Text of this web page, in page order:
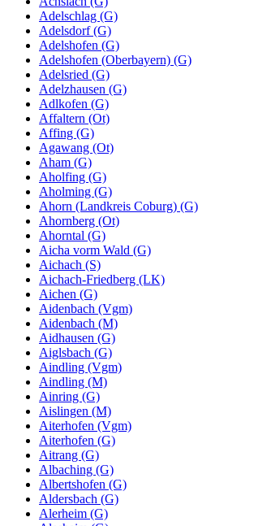
Adelschlag (G)
Adelsdorf (G)
Adelshofen (G)
Adelshofen (Oberbayern) (G)
Adelsried (G)
Adelzhausen (G)
Adlkofen (G)
Affaltern (Ot)
Affing (G)
Agawang (Ot)
Aham (G)
Aholfing (G)
Aholming (G)
Ahorn (Landkreis Coburg) (G)
Ahornberg (Ot)
Ahorntal (G)
Aicha vorm Wald (G)
Aichach (S)
Aichach-Friedberg (LK)
Aichen (G)
Aidenbach (Vgm)
Aidenbach (M)
Aidhausen (G)
Aiglsbach (G)
Aindling (Vgm)
Aindling (M)
Ainring (G)
Aislingen (M)
Aiterhofen (Vgm)
Aiterhofen (G)
Aitrang (G)
Albaching (G)
Albertshofen (G)
Aldersbach (G)
Alerheim (G)